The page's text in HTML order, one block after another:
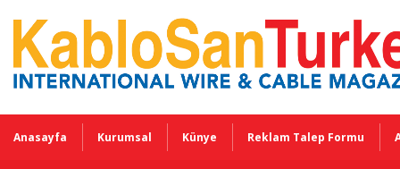
Anasayfa Kurumsal Künye Reklam Talep Formu